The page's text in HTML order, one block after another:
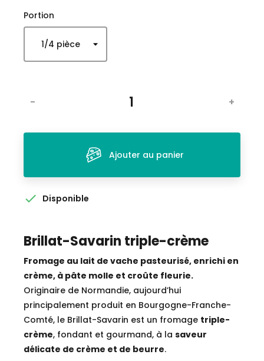
Portion
- +
Ajouter au panier
 Disponible
Brillat-Savarin triple-crème
Fromage au lait de vache pasteurisé, enrichi en
crème, à pâte molle et croûte fleurie.
Originaire de Normandie, aujourd’hui
principalement produit en Bourgogne-Franche-
Comté, le Brillat-Savarin est un fromage triple-
crème, fondant et gourmand, à la saveur
délicate de crème et de beurre.